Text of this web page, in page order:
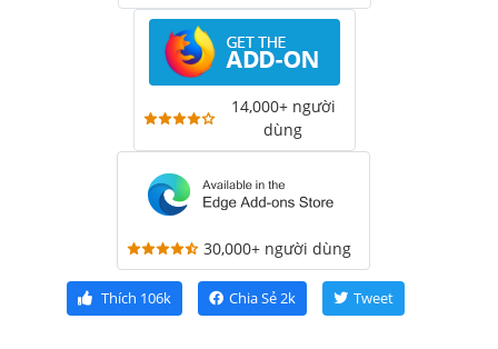
14,000+ người
dùng
30,000+ người dùng
Thích 106k Chia Sẻ2k Tweet